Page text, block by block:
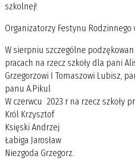
szkolnej!
Organizatorzy Festynu Rodzinnego
W sierpniu szczególne
pracach na rzecz szkoły dla pani
Grzegorzowi I Tomaszowi Lubisz,
panu A.Pikul
W czerwcu 2023 r na rzecz szkoły
Król Krzysztof
Księski Andrzej
Łabiga Jarosław
Niezgoda Grzegorz.